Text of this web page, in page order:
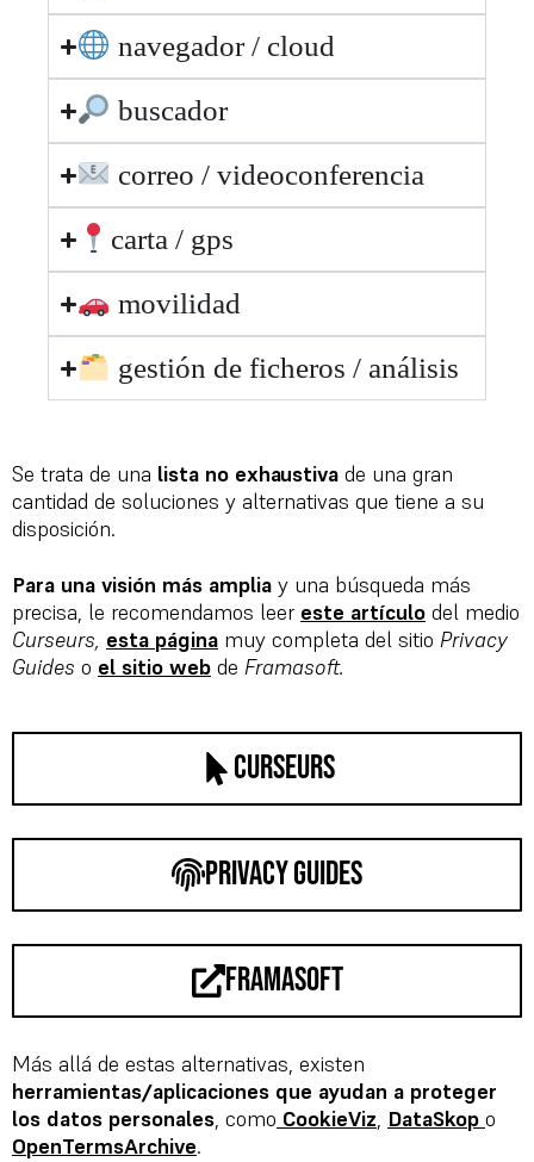
navegador / cloud
buscador
correo / videoconferencia
carta / gps
movilidad
gestión de ficheros / análisis
Se trata de una lista no exhaustiva de una gran
cantidad de soluciones y alternativas que tiene a su
disposición.
Para una visión más amplia y una búsqueda más
precisa, le recomendamos leer este artículo del medio
Curseurs, esta página muy completa del sitio Privacy
Guides o el sitio web de Framasoft.
curseurs
privacy guides
framasoft
Más allá de estas alternativas, existen
herramientas/aplicaciones que ayudan a proteger
los datos personales, como CookieViz, DataSkop o
OpenTermsArchive.